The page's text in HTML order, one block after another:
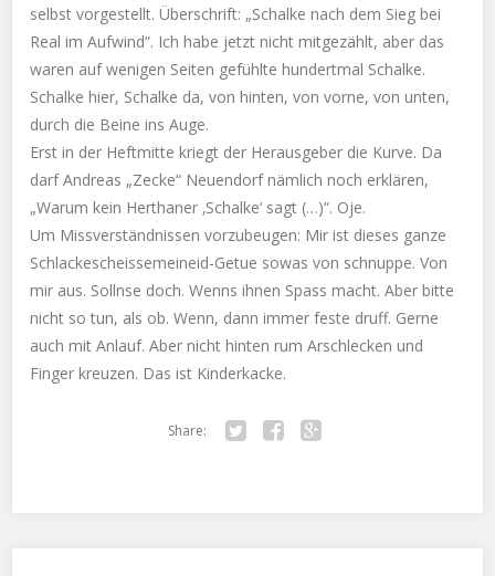
selbst vorgestellt. Überschrift: „Schalke nach dem Sieg bei
Real im Aufwind“. Ich habe jetzt nicht mitgezählt, aber das
waren auf wenigen Seiten gefühlte hundertmal Schalke.
Schalke hier, Schalke da, von hinten, von vorne, von unten,
durch die Beine ins Auge.
Erst in der Heftmitte kriegt der Herausgeber die Kurve. Da
darf Andreas „Zecke“ Neuendorf nämlich noch erklären,
„Warum kein Herthaner ‚Schalke‘ sagt (…)“. Oje.
Um Missverständnissen vorzubeugen: Mir ist dieses ganze
Schlackescheissemeineid-Getue sowas von schnuppe. Von
mir aus. Sollnse doch. Wenns ihnen Spass macht. Aber bitte
nicht so tun, als ob. Wenn, dann immer feste druff. Gerne
auch mit Anlauf. Aber nicht hinten rum Arschlecken und
Finger kreuzen. Das ist Kinderkacke.
Share: